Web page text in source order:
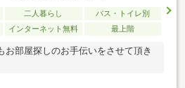
二人暮らし
バス・トイレ別
インターネット無料 最上階
お部屋探しのお手伝いをさせて頂き